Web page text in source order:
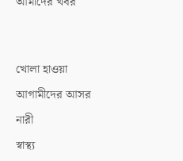
খোলা হাওয়া
আগামীদের আসর
নারী
স্বাস্থ্য